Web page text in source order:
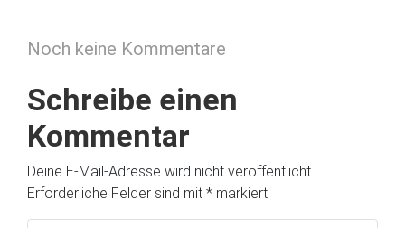
Noch keine Kommentare
Schreibe einen
Kommentar
Deine E-Mail-Adresse wird nicht veröffentlicht.
Erforderliche Felder sind mit * markiert